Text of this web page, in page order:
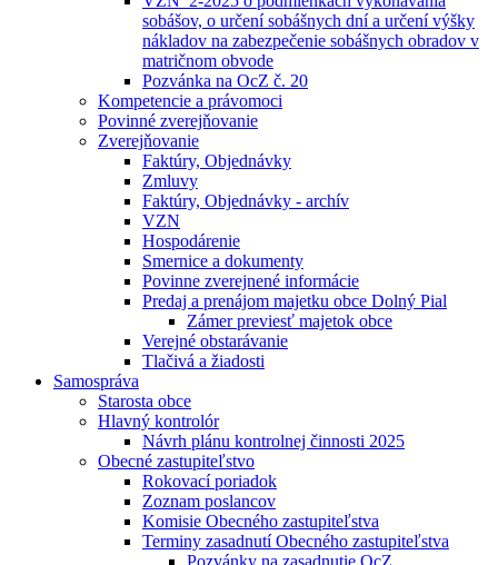
sobášov, o určení sobášnych dní a určení výšky
nákladov na zabezpečenie sobášnych obradov v
matričnom obvode
Pozvánka na OcZ č. 20
Kompetencie a právomoci
Povinné zverejňovanie
Zverejňovanie
Faktúry, Objednávky
Zmluvy
Faktúry, Objednávky - archív
VZN
Hospodárenie
Smernice a dokumenty
Povinne zverejnené informácie
Predaj a prenájom majetku obce Dolný Pial
Zámer previesť majetok obce
Verejné obstarávanie
Tlačivá a žiadosti
Samospráva
Starosta obce
Hlavný kontrolór
Návrh plánu kontrolnej činnosti 2025
Obecné zastupiteľstvo
Rokovací poriadok
Zoznam poslancov
Komisie Obecného zastupiteľstva
Terminy zasadnutí Obecného zastupiteľstva
Pozvánky na zasadnutie OcZ